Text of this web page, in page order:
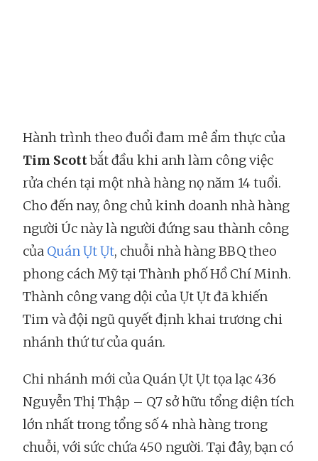
Hành trình theo đuổi đam mê ẩm thực của
Tim Scottbắt đầu khi anh làm công việc
rửa chén tại một nhà hàng nọ năm 14 tuổi.
Cho đến nay, ông chủ kinh doanh nhà hàng
người Úc này là người đứng sau thành công
của Quán Ụt Ụt, chuỗi nhà hàng BBQ theo
phong cách Mỹ tại Thành phố Hồ Chí Minh.
Thành công vang dội của Ụt Ụt đã khiến
Tim và đội ngũ quyết định khai trương chi
nhánh thứ tư của quán.
Chi nhánh mới của Quán Ụt Ụt tọa lạc 436
Nguyễn Thị Thập – Q7 sở hữu tổng diện tích
lớn nhất trong tổng số 4 nhà hàng trong
chuỗi, với sức chứa 450 người. Tại đây, bạn có